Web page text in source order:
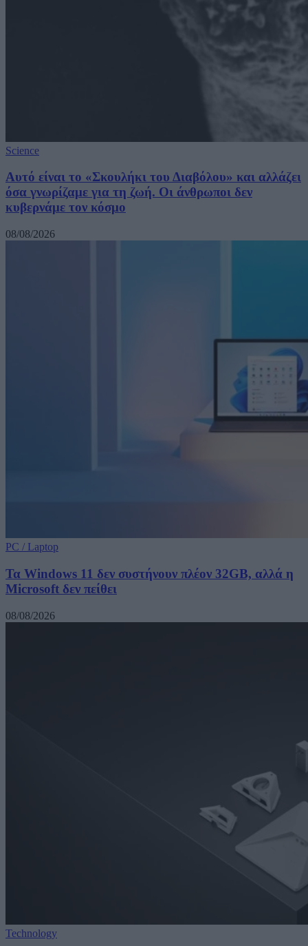
Science
Αυτό είναι το «Σκουλήκι του Διαβόλου» και αλλάζει
όσα γνωρίζαμε για τη ζωή. Οι άνθρωποι δεν
κυβερνάμε τον κόσμο
08/08/2026
PC / Laptop
Τα Windows 11 δεν συστήνουν πλέον 32GB, αλλά η
Microsoft δεν πείθει
08/08/2026
Technology